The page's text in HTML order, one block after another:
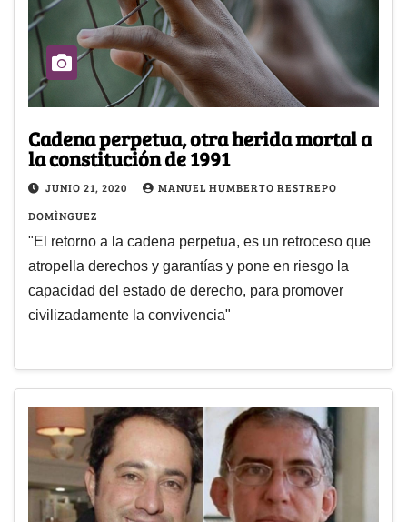
Cadena perpetua, otra herida mortal a
la constitución de 1991
JUNIO 21, 2020
MANUEL HUMBERTO RESTREPO
DOMÌNGUEZ
"El retorno a la cadena perpetua, es un retroceso que
atropella derechos y garantías y pone en riesgo la
capacidad del estado de derecho, para promover
civilizadamente la convivencia"